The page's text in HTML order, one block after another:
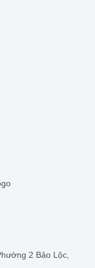
2 Bảo Lộc,